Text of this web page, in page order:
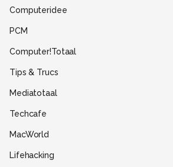
Computeridee
PCM
Computer!Totaal
Tips & Trucs
Mediatotaal
Techcafe
MacWorld
Lifehacking